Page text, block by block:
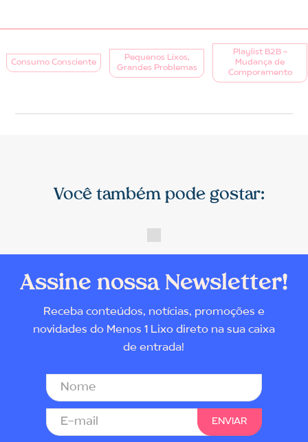
Consumo Consciente
Pequenos Lixos,
Grandes Problemas
Playlist B2B -
Mudança de
Comporamento
Você também pode gostar:
Assine nossa Newsletter!
Receba conteúdos, notícias, promoções e
novidades do Menos 1 Lixo direto na sua caixa
de entrada!